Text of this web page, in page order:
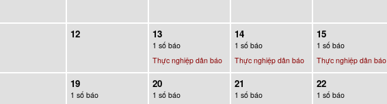
12 13
1 số báo
Thực nghiệp dân báo
14
1 số báo
Thực nghiệp dân báo
15
1 số báo
Thực nghiệp dân báo
19
1 số báo
20
1 số báo
21
1 số báo
22
1 số báo